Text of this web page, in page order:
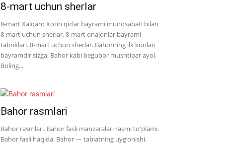
8-mart uchun sherlar
8-mart Xalqaro Xotin qizlar bayrami munosabati bilan
8-mart uchun sherlar, 8-mart onajonlar bayrami
tabriklari. 8-mart uchun sherlar. Bahorning ilk kunlari
bayramdir sizga, Bahor kabi begubor mushtipar ayol.
Boling...
Bahor rasmlari
Bahor rasmlari. Bahor fasli manzaralari rasmi to'plami.
Bahor fasli haqida. Bahor — tabiatning uyg‘onishi,